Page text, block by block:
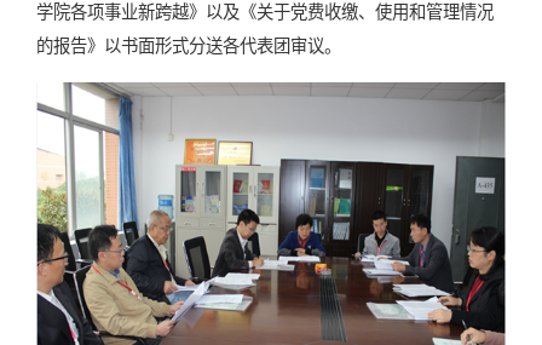
学院各项事业新跨越》以及《关于党费收缴、使用和管理情况
的报告》以书面形式分送各代表团审议。